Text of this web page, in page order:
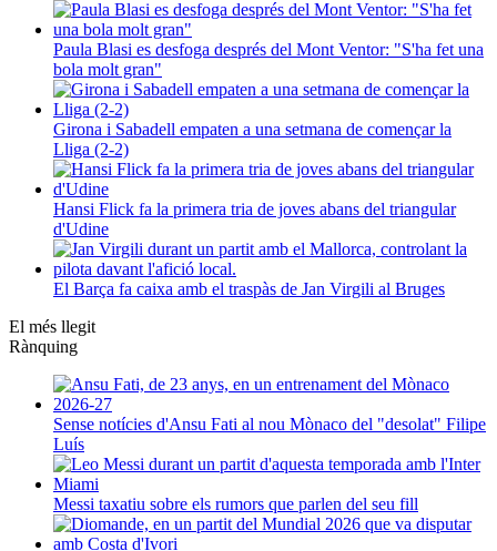
Paula Blasi es desfoga després del Mont Ventor: "S'ha fet una
bola molt gran"
Girona i Sabadell empaten a una setmana de començar la
Lliga (2-2)
Hansi Flick fa la primera tria de joves abans del triangular
d'Udine
El Barça fa caixa amb el traspàs de Jan Virgili al Bruges
El més llegit
Rànquing
Sense notícies d'Ansu Fati al nou Mònaco del "desolat" Filipe
Luís
Messi taxatiu sobre els rumors que parlen del seu fill